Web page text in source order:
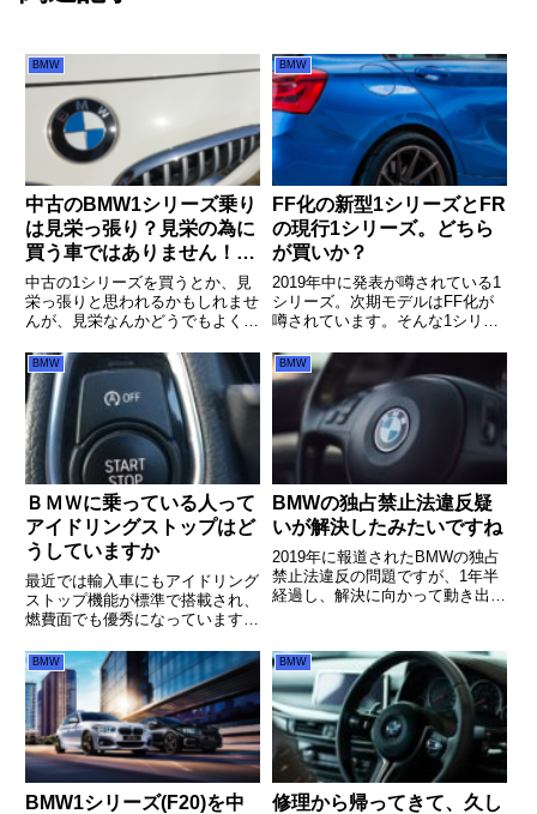
BMW
中古のBMW1シリーズ乗り
は見栄っ張り？見栄の為に
買う車ではありません！本
当に楽しい車
中古の1シリーズを買うとか、見
栄っ張りと思われるかもしれませ
んが、見栄なんかどうでもよくな
BMW
FF化の新型1シリーズとFR
の現行1シリーズ。どちら
が買いか？
2019年中に発表が噂されている1
シリーズ。次期モデルはFF化が
噂されています。そんな1シリー
を買うのか、新型発表まで待つべ
きか、にゃんでいる人もいると思
います。今どちらが買いなのでし
ょうか。
BMW
ＢＭＷに乗っている人って
アイドリングストップはど
うしていますか
最近では輸入車にもアイドリング
ストップ機能が標準で搭載され、
燃費面でも優秀になっています。
の機能をOFFにしている方も多く
いるように感じています。皆さん
はどうしていますか？
BMW
BMWの独占禁止法違反疑
いが解決したみたいですね
2019年に報道されたBMWの独占
禁止法違反の問題ですが、1年半
経過し、解決に向かって動き出し
BMW
BMW1シリーズ(F20)を中
BMW
修理から帰ってきて、久し